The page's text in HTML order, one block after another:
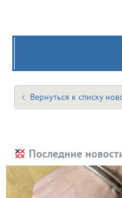
Вернуться к списку
Последние